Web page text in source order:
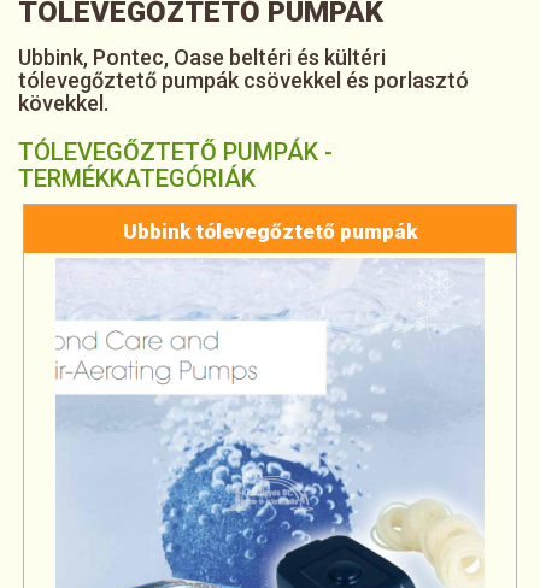
TÓLEVEGŐZTETŐ PUMPÁK
Ubbink, Pontec, Oase beltéri és kültéri
tólevegőztető pumpák csövekkel és porlasztó
kövekkel.
TÓLEVEGŐZTETŐ PUMPÁK -
TERMÉKKATEGÓRIÁK
Ubbink tólevegőztető pumpák